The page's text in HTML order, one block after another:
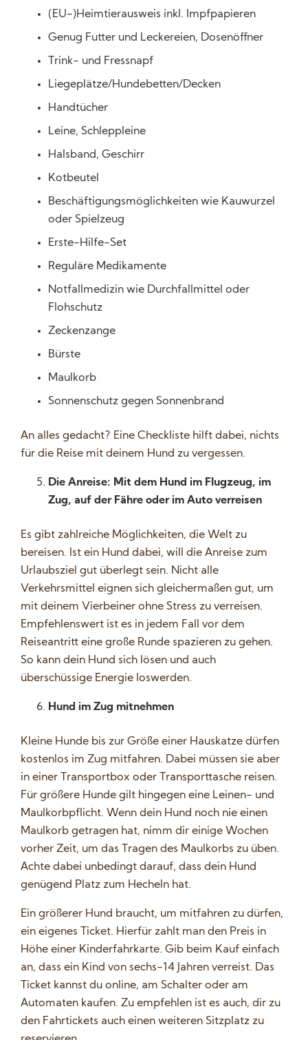
(EU-)Heimtierausweis inkl. Impfpapieren
Genug Futter und Leckereien, Dosenöffner
Trink- und Fressnapf
Liegeplätze/Hundebetten/Decken
Handtücher
Leine, Schleppleine
Halsband, Geschirr
Kotbeutel
Beschäftigungsmöglichkeiten wie Kauwurzel
oder Spielzeug
Erste-Hilfe-Set
Reguläre Medikamente
Notfallmedizin wie Durchfallmittel oder
Flohschutz
Zeckenzange
Bürste
Maulkorb
Sonnenschutz gegen Sonnenbrand
An alles gedacht? Eine Checkliste hilft dabei, nichts
für die Reise mit deinem Hund zu vergessen.
Die Anreise: Mit dem Hund im Flugzeug, im
Zug, auf der Fähre oder im Auto verreisen
Es gibt zahlreiche Möglichkeiten, die Welt zu
bereisen. Ist ein Hund dabei, will die Anreise zum
Urlaubsziel gut überlegt sein. Nicht alle
Verkehrsmittel eignen sich gleichermaßen gut, um
mit deinem Vierbeiner ohne Stress zu verreisen.
Empfehlenswert ist es in jedem Fall vor dem
Reiseantritt eine große Runde spazieren zu gehen.
So kann dein Hund sich lösen und auch
überschüssige Energie loswerden.
Hund im Zug mitnehmen
Kleine Hunde bis zur Größe einer Hauskatze dürfen
kostenlos im Zug mitfahren. Dabei müssen sie aber
in einer Transportbox oder Transporttasche reisen.
Für größere Hunde gilt hingegen eine Leinen- und
Maulkorbpflicht. Wenn dein Hund noch nie einen
Maulkorb getragen hat, nimm dir einige Wochen
vorher Zeit, um das Tragen des Maulkorbs zu üben.
Achte dabei unbedingt darauf, dass dein Hund
genügend Platz zum Hecheln hat.
Ein größerer Hund braucht, um mitfahren zu dürfen,
ein eigenes Ticket. Hierfür zahlt man den Preis in
Höhe einer Kinderfahrkarte. Gib beim Kauf einfach
an, dass ein Kind von sechs-14 Jahren verreist. Das
Ticket kannst du online, am Schalter oder am
Automaten kaufen. Zu empfehlen ist es auch, dir zu
den Fahrtickets auch einen weiteren Sitzplatz zu